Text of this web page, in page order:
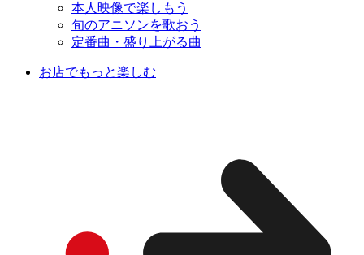
本人映像で楽しもう
旬のアニソンを歌おう
定番曲・盛り上がる曲
お店でもっと楽しむ